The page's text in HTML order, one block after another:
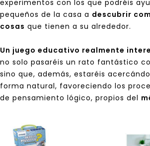
experimentos con los que podréis
pequeños de la casa a descubrir
cosas que tienen a su alrededor.
Un juego educativo realmente
no solo pasaréis un rato fantástico
sino que, además, estaréis
forma natural, favoreciendo los
de pensamiento lógico, propios del